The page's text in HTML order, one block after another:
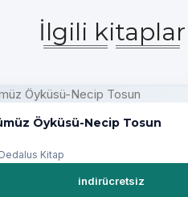
İlgili kitaplar
Öyküsü-Necip Tosun
Kitap
indirücretsiz